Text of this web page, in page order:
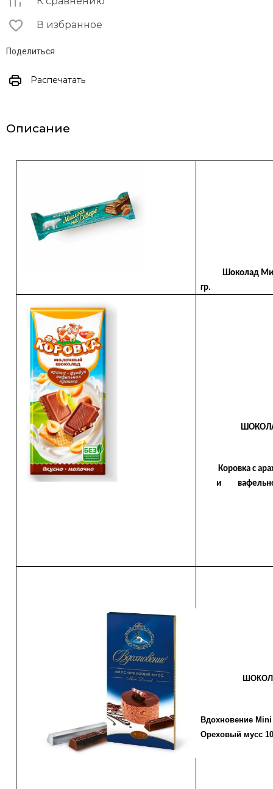
В избранное
Поделиться
Распечатать
Описание
Шоколад
гр.
Коровка с
и
Вдохновение Mini
Ореховый мусс